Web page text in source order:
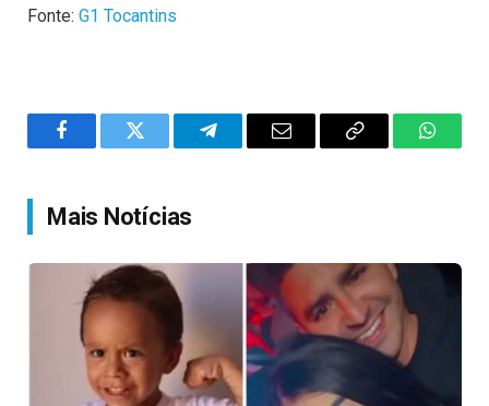
Fonte: G1 Tocantins
FacebookTwitter TelegramEmail
Copy
Mais Notícias